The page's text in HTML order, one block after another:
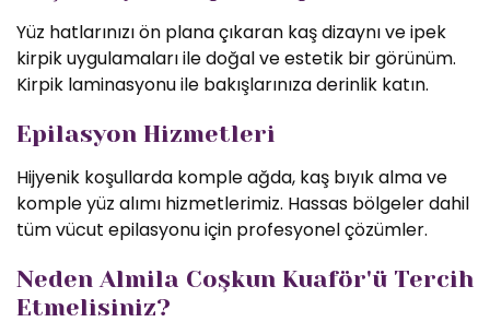
Yüz hatlarınızı ön plana çıkaran kaş dizaynı ve ipek
kirpik uygulamaları ile doğal ve estetik bir görünüm.
Kirpik laminasyonu ile bakışlarınıza derinlik katın.
Epilasyon Hizmetleri
Hijyenik koşullarda komple ağda, kaş bıyık alma ve
komple yüz alımı hizmetlerimiz. Hassas bölgeler dahil
tüm vücut epilasyonu için profesyonel çözümler.
Neden Almila Coşkun Kuaför'ü Tercih
Etmelisiniz?